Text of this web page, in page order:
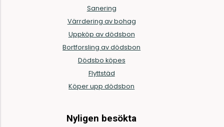
Sanering
Värrdering av bohag
Uppköp av dödsbon
Bortforsling av dödsbon
Dödsbo köpes
Flyttstäd
Köper upp dödsbon
Nyligen besökta